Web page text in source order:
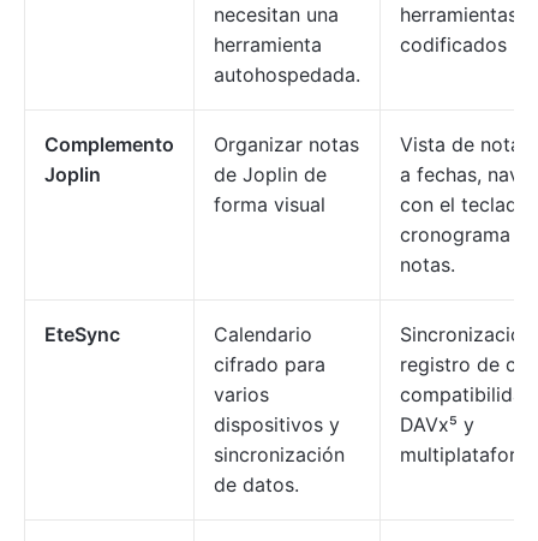
necesitan una
herramienta
autohospedada.
herramientas,
codificados
Complemento
Joplin
Organizar notas
de Joplin de
forma visual
Vista de notas
a fechas,
con el teclado,
cronograma
notas.
EteSync
Calendario
cifrado para
varios
dispositivos y
sincronización
de datos.
Sincronización
registro de
DAVx⁵ y